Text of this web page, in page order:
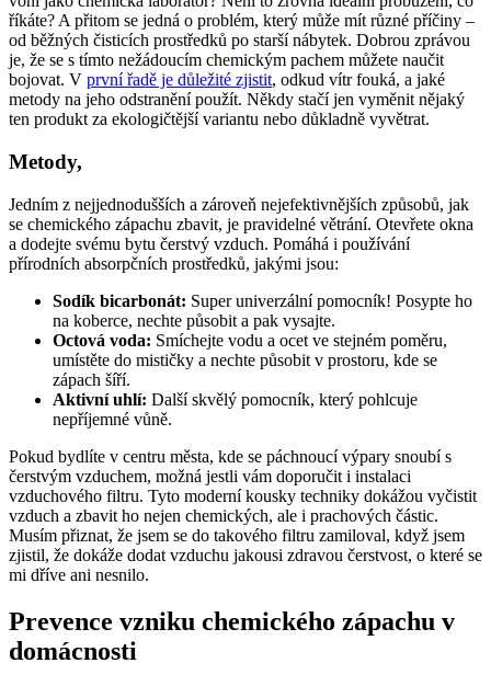
říkáte? A přitom se jedná o problém, který může mít různé příčiny –
od běžných čisticích prostředků po starší nábytek. Dobrou zprávou
je, že se s tímto nežádoucím chemickým pachem můžete naučit
bojovat. V první řadě je důležité zjistit, odkud vítr fouká, a jaké
metody na jeho odstranění použít. Někdy stačí jen vyměnit nějaký
ten produkt za ekologičtější variantu nebo důkladně vyvětrat.
Metody,
Jedním z nejjednodušších a zároveň nejefektivnějších způsobů, jak
se chemického zápachu zbavit, je pravidelné větrání. Otevřete okna
a dodejte svému bytu čerstvý vzduch. Pomáhá i používání
přírodních absorpčních prostředků, jakými jsou:
Sodík bicarbonát: Super univerzální pomocník! Posypte ho
na koberce, nechte působit a pak vysajte.
Octová voda: Smíchejte vodu a ocet ve stejném poměru,
umístěte do mističky a nechte působit v prostoru, kde se
zápach šíří.
Aktivní uhlí: Další skvělý pomocník, který pohlcuje
nepříjemné vůně.
Pokud bydlíte v centru města, kde se páchnoucí výpary snoubí s
čerstvým vzduchem, možná jestli vám doporučit i instalaci
vzduchového filtru. Tyto moderní kousky techniky dokážou vyčistit
vzduch a zbavit ho nejen chemických, ale i prachových částic.
Musím přiznat, že jsem se do takového filtru zamiloval, když jsem
zjistil, že dokáže dodat vzduchu jakousi zdravou čerstvost, o které se
mi dříve ani nesnilo.
Prevence vzniku chemického zápachu v
domácnosti